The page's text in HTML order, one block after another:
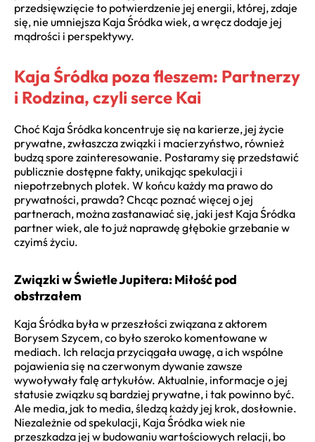
przedsięwzięcie to potwierdzenie jej energii, której, zdaje
się, nie umniejsza Kaja Śródka wiek, a wręcz dodaje jej
mądrości i perspektywy.
Kaja Śródka poza fleszem: Partnerzy
i Rodzina, czyli serce Kai
Choć Kaja Śródka koncentruje się na karierze, jej życie
prywatne, zwłaszcza związki i macierzyństwo, również
budzą spore zainteresowanie. Postaramy się przedstawić
publicznie dostępne fakty, unikając spekulacji i
niepotrzebnych plotek. W końcu każdy ma prawo do
prywatności, prawda? Chcąc poznać więcej o jej
partnerach, można zastanawiać się, jaki jest Kaja Śródka
partner wiek, ale to już naprawdę głębokie grzebanie w
czyimś życiu.
Związki w Świetle Jupitera: Miłość pod
obstrzałem
Kaja Śródka była w przeszłości związana z aktorem
Borysem Szycem, co było szeroko komentowane w
mediach. Ich relacja przyciągała uwagę, a ich wspólne
pojawienia się na czerwonym dywanie zawsze
wywoływały falę artykułów. Aktualnie, informacje o jej
statusie związku są bardziej prywatne, i tak powinno być.
Ale media, jak to media, śledzą każdy jej krok, dosłownie.
Niezależnie od spekulacji, Kaja Śródka wiek nie
przeszkadza jej w budowaniu wartościowych relacji, bo